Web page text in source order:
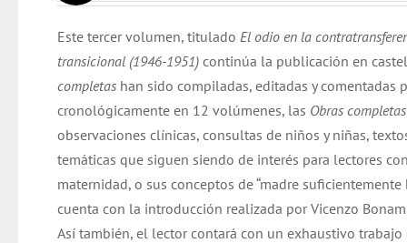
era:
$ 32.000.
es:
$ 31.000.
Este tercer volumen, titulado El odio en la
transicional (1946-1951) continúa la publicación en
completas han sido compiladas, editadas y comentadas
cronológicamente en 12 volúmenes, las Obras
observaciones clínicas, consultas de niños y niñas,
temáticas que siguen siendo de interés para lectores
maternidad, o sus conceptos de “madre
cuenta con la introducción realizada por Vicenzo
Así también, el lector contará con un exhaustivo